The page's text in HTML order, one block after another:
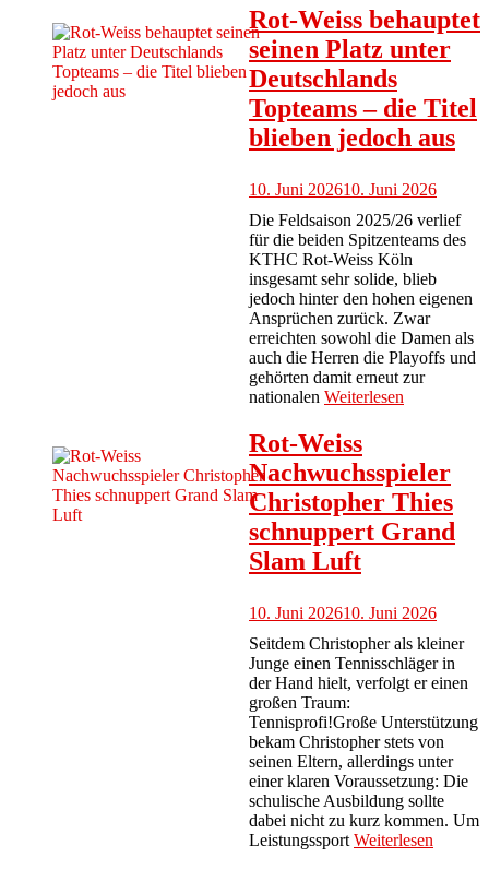
Rot-Weiss behauptet
seinen Platz unter
Deutschlands
Topteams – die Titel
blieben jedoch aus
10. Juni 202610. Juni 2026
Die Feldsaison 2025/26 verlief
für die beiden Spitzenteams des
KTHC Rot-Weiss Köln
insgesamt sehr solide, blieb
jedoch hinter den hohen eigenen
Ansprüchen zurück. Zwar
erreichten sowohl die Damen als
auch die Herren die Playoffs und
gehörten damit erneut zur
nationalen Weiterlesen
Rot-Weiss
Nachwuchsspieler
Christopher Thies
schnuppert Grand
Slam Luft
10. Juni 202610. Juni 2026
Seitdem Christopher als kleiner
Junge einen Tennisschläger in
der Hand hielt, verfolgt er einen
großen Traum:
Tennisprofi!Große Unterstützung
bekam Christopher stets von
seinen Eltern, allerdings unter
einer klaren Voraussetzung: Die
schulische Ausbildung sollte
dabei nicht zu kurz kommen. Um
Leistungssport Weiterlesen